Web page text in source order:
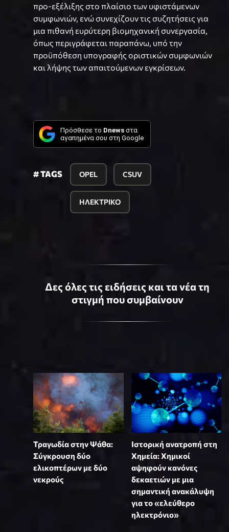
προ-εξέλιξης στο πλαίσιο των υφιστάμενων
συμφωνιών, ενώ συνεχίζουν τις συζητήσεις για
μια πιθανή ευρύτερη βιομηχανική συνεργασία,
όπως περιγράφεται παραπάνω, υπό την
προϋπόθεση υπογραφής οριστικών συμφωνιών
και λήψης των απαιτούμενων εγκρίσεων.
Πρόσθεσε το Dnews στα
αγαπημένα σου στη Google
# TAGS OPEL CSUV
ΗΛΕΚΤΡΙΚΟ
Δες όλες τις ειδήσεις και τα νέα τη
στιγμή που συμβαίνουν
Τραγωδία στην Ψάθα:
Σύγκρουση δύο
ελικοπτέρων με δύο
νεκρούς
Ιστορική ανατροπή στη
Χημεία: Χημικοί
αψηφούν κανόνες
δεκαετιών με μια
σημαντική ανακάλυψη
για το «ελεύθερο
ηλεκτρόνιο»